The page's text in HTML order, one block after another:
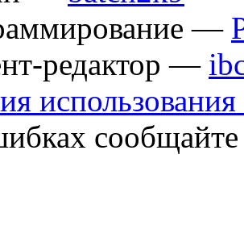
—
редактор —
использования